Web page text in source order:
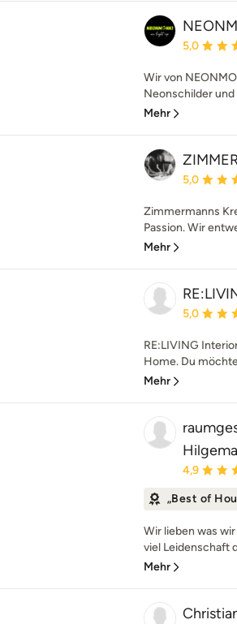
5,0
Wir von
Neonschilder
Mehr
5,0
Zimmermanns
Passion. Wir
Mehr
5,0
RE:LIVING
Home. Du
Mehr
4,9
„Best of
Wir lieben was
viel Leidenschaft
Mehr